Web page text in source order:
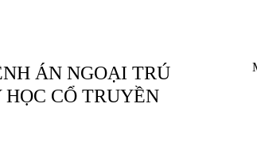
ÁN NGOẠI TRÚ
HỌC CỔ TRUYỀN